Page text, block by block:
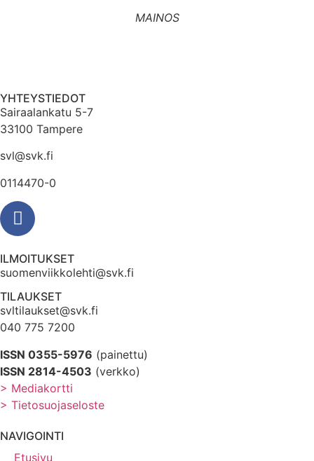
MAINOS
YHTEYSTIEDOT
Sairaalankatu 5-7
33100 Tampere
svl@svk.fi
0114470-0
ILMOITUKSET
suomenviikkolehti@svk.fi
TILAUKSET
svltilaukset@svk.fi
040 775 7200
ISSN 0355-5976 (painettu)
ISSN 2814-4503 (verkko)
> Mediakortti
> Tietosuojaseloste
NAVIGOINTI
Etusivu